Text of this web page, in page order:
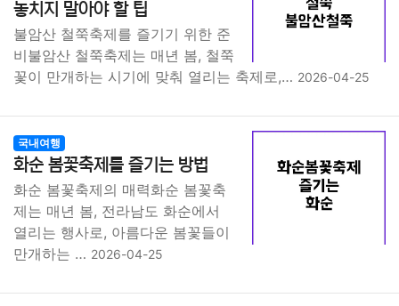
놓치지 말아야 할 팁
불암산 철쭉축제를 즐기기 위한 준
비불암산 철쭉축제는 매년 봄, 철쭉
꽃이 만개하는 시기에 맞춰 열리는 축제로,… 2026-04-25
국내여행
화순 봄꽃축제를 즐기는 방법
화순 봄꽃축제의 매력화순 봄꽃축
제는 매년 봄, 전라남도 화순에서
열리는 행사로, 아름다운 봄꽃들이
만개하는 … 2026-04-25